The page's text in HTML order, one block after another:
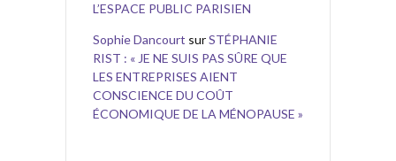
L’ESPACE PUBLIC PARISIEN
Sophie Dancourt surSTÉPHANIE
RIST : « JE NE SUIS PAS SÛRE QUE
LES ENTREPRISES AIENT
CONSCIENCE DU COÛT
ÉCONOMIQUE DE LA MÉNOPAUSE »